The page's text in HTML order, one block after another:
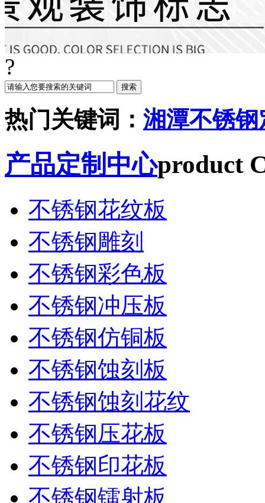
?
热门关键词： 湘潭不锈
产品定制中心product
不锈钢花纹板
不锈钢雕刻
不锈钢彩色板
不锈钢冲压板
不锈钢仿铜板
不锈钢蚀刻板
不锈钢蚀刻花纹
不锈钢压花板
不锈钢印花板
不锈钢镭射板